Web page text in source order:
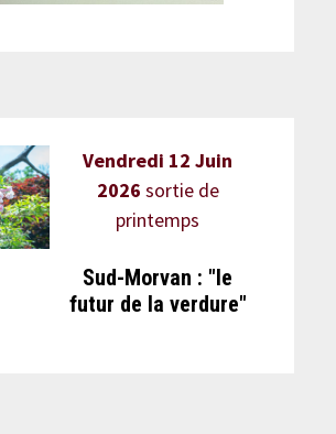
Vendredi 12 Juin
2026 sortie de
printemps
Sud-Morvan : "le
futur de la verdure"